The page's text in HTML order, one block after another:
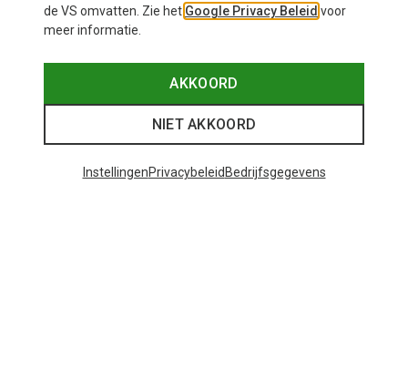
de VS omvatten. Zie het Google Privacy Beleid voor
meer informatie.
AKKOORD
NIET AKKOORD
InstellingenPrivacybeleid Bedrijfsgegevens